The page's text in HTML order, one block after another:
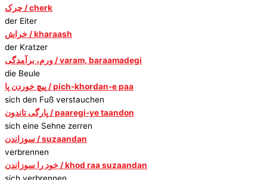
چرک / cherk
der Eiter
خراش / kharaash
der Kratzer
ورم، برآمدگی / varam, baraamadegi
die Beule
پیچ خوردن پا / pich-khordan-e paa
sich den Fuß verstauchen
پارگی تاندون / paaregi-ye taandon
sich eine Sehne zerren
سوزاندن / suzaandan
verbrennen
خود را سوزاندن / khod raa suzaandan